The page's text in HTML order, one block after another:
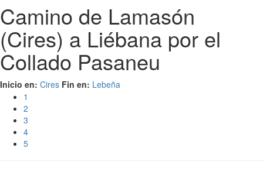
Camino de Lamasón
(Cires) a Liébana por el
Collado Pasaneu
Inicio en: Cires Fin en: Lebeña
1
2
3
4
5